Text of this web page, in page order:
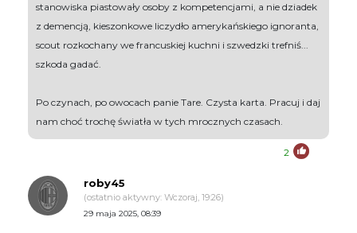
stanowiska piastowały osoby z kompetencjami, a nie dziadek
z demencją, kieszonkowe liczydło amerykańskiego ignoranta,
scout rozkochany we francuskiej kuchni i szwedzki trefniś...
szkoda gadać.
Po czynach, po owocach panie Tare. Czysta karta. Pracuj i daj
nam choć trochę światła w tych mrocznych czasach.
2
roby45
(ostatnio aktywny: Wczoraj, 19:26)
29 maja 2025, 08:39